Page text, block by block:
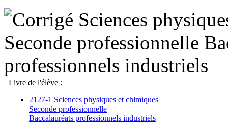
Livre de l'élève :
2127-1 Sciences physiques et chimiques
Seconde professionnelle
Baccalauréats professionnels industriels